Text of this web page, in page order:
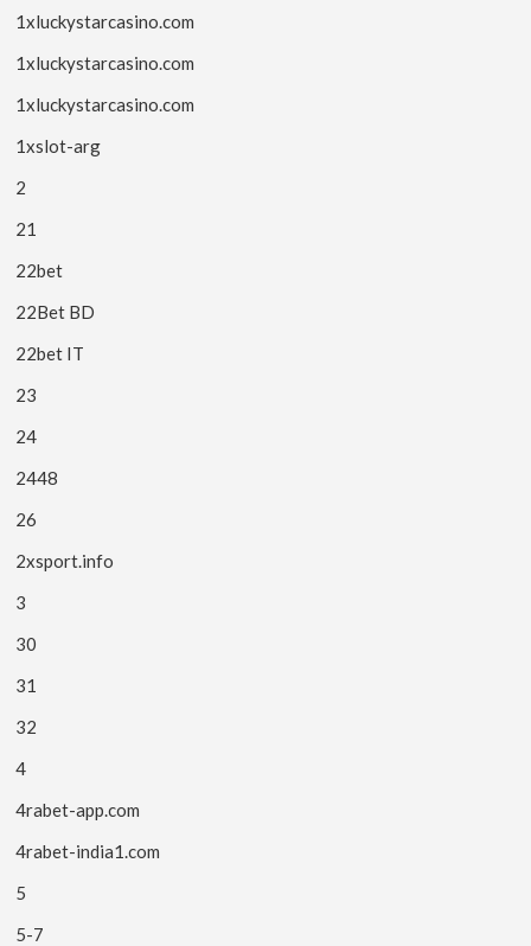
1xluckystarcasino.com
1xluckystarcasino.com
1xluckystarcasino.com
1xslot-arg
2
21
22bet
22Bet BD
22bet IT
23
24
2448
26
2xsport.info
3
30
31
32
4
4rabet-app.com
4rabet-india1.com
5
5-7